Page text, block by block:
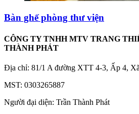
Bàn ghế phòng thư viện
CÔNG TY TNHH MTV TRANG
THÀNH PHÁT
Địa chỉ: 81/1 A đường XTT 4-3, Ấp 4,
MST: 0303265887
Người đại diện: Trần Thành Phát